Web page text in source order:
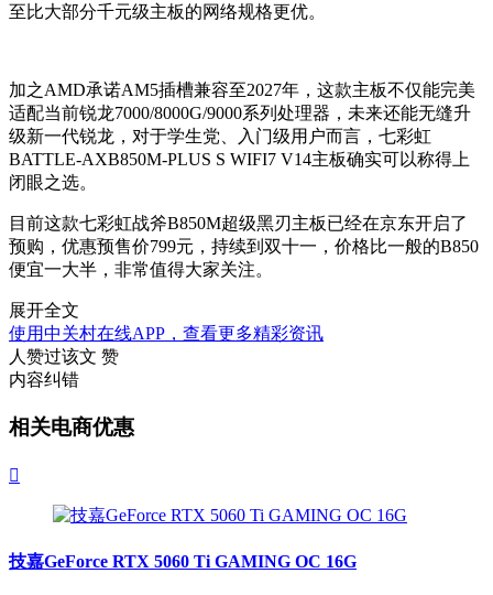
至比大部分千元级主板的网络规格更优。
加之AMD承诺AM5插槽兼容至2027年，这款主板不仅能完美
适配当前锐龙7000/8000G/9000系列处理器，未来还能无缝升
级新一代锐龙，对于学生党、入门级用户而言，七彩虹
BATTLE-AXB850M-PLUS S WIFI7 V14主板确实可以称得上
闭眼之选。
目前这款七彩虹战斧B850M超级黑刃主板已经在京东开启了
预购，优惠预售价799元，持续到双十一，价格比一般的B850
便宜一大半，非常值得大家关注。
展开全文
使用中关村在线APP，查看更多精彩资讯
人赞过该文 赞
内容纠错
相关电商优惠

技嘉GeForce RTX 5060 Ti GAMING OC 16G